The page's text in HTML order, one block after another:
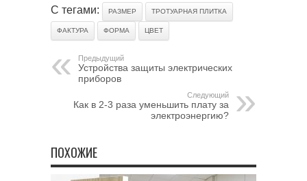
С тегами: РАЗМЕР ТРОТУАРНАЯ ПЛИТКА
ФАКТУРА ФОРМА ЦВЕТ
Предыдущий
Устройства защиты электрических
приборов
Следующий
Как в 2-3 раза уменьшить плату за
электроэнергию?
ПОХОЖИЕ